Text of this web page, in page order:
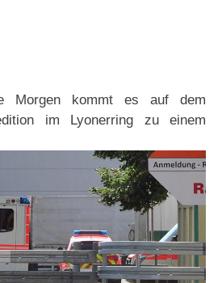
Morgen kommt es auf dem
im Lyonerring zu einem